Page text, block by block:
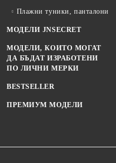
Плажни туники, панталони
МОДЕЛИ JNSECRET
МОДЕЛИ, КОИТО МОГАТ
ДА БЪДАТ ИЗРАБОТЕНИ
ПО ЛИЧНИ МЕРКИ
BESTSELLER
ПРЕМИУМ МОДЕЛИ